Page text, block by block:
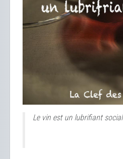
Le vin est un lubrifiant social